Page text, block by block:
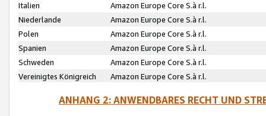
Italien
Amazon Europe Core S.à r.l.
Niederlande
Amazon Europe Core S.à r.l.
Polen
Amazon Europe Core S.à r.l.
Spanien
Amazon Europe Core S.à r.l.
Schweden
Amazon Europe Core S.à r.l.
Vereinigtes Königreich
Amazon Europe Core S.à r.l.
ANHANG 2: ANWENDBARES RECHT UND